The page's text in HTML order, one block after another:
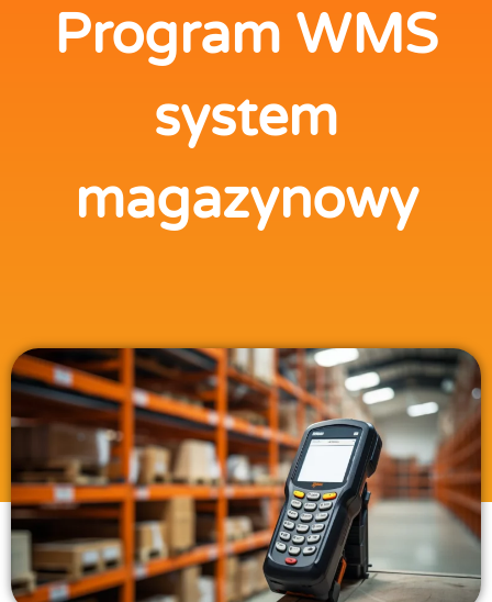
Program WMS
system
magazynowy